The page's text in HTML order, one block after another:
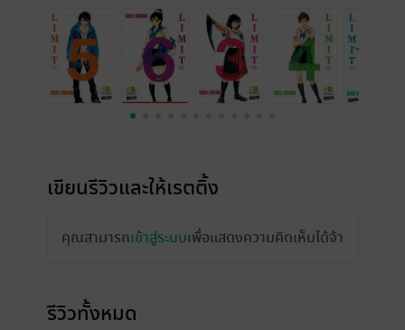
เขียนรีวิวและให้เรตติ้ง
คุณสามารถเข้าสู่ระบบเพื่อแสดงความคิดเห็นได้จ้า
รีวิวทั้งหมด